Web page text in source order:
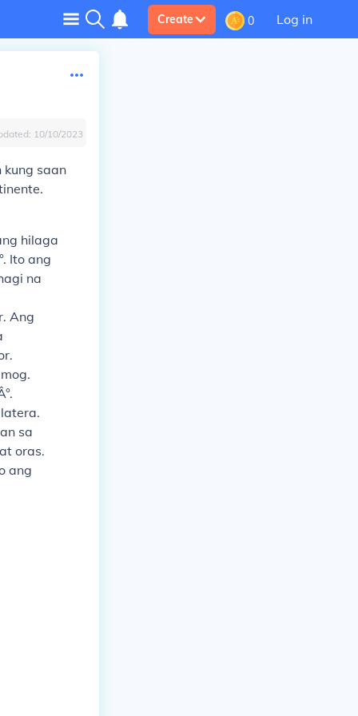
Create 0 Log in
10/10/2023
saan
hilaga
Ito ang
na
Ang
sa
oras.
ang